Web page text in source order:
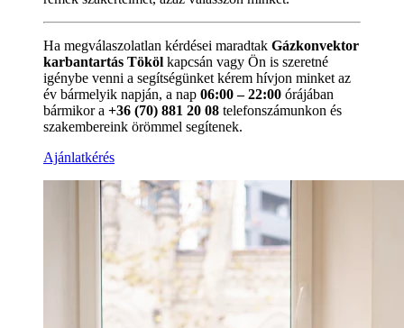
Ha megválaszolatlan kérdései maradtak Gázkonvektor
karbantartás Tököl kapcsán vagy Ön is szeretné
igénybe venni a segítségünket kérem hívjon minket az
év bármelyik napján, a nap 06:00 – 22:00 órájában
bármikor a +36 (70) 881 20 08 telefonszámunkon és
szakembereink örömmel segítenek.
Ajánlatkérés